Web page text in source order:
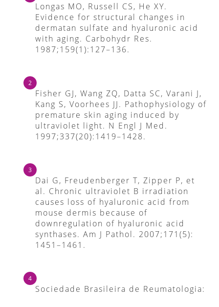
Longas MO, Russell CS, He XY.
Evidence for structural changes in
dermatan sulfate and hyaluronic acid
with aging. Carbohydr Res.
1987;159(1):127–136.
Fisher GJ, Wang ZQ, Datta SC, Varani J,
Kang S, Voorhees JJ. Pathophysiology of
premature skin aging induced by
ultraviolet light. N Engl J Med.
1997;337(20):1419–1428.
Dai G, Freudenberger T, Zipper P, et
al. Chronic ultraviolet B irradiation
causes loss of hyaluronic acid from
mouse dermis because of
downregulation of hyaluronic acid
synthases. Am J Pathol. 2007;171(5):
1451–1461.
Sociedade Brasileira de Reumatologia: